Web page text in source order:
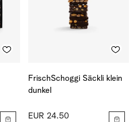
FrischSchoggi Säckli klein
dunkel
EUR 24.50